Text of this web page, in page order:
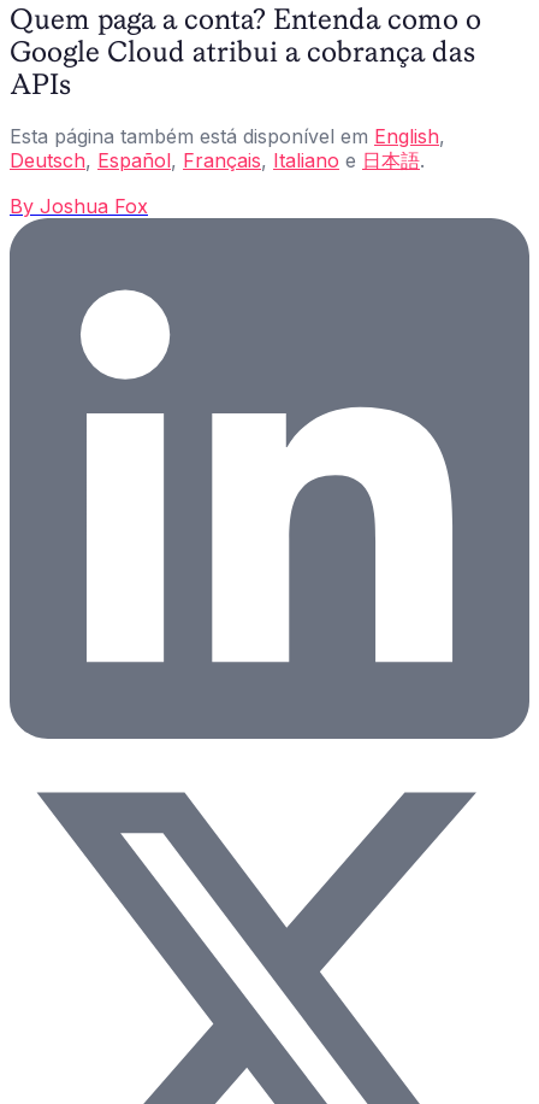
Quem paga a conta? Entenda como o
Google Cloud atribui a cobrança das
APIs
Esta página também está disponível em English,
Deutsch, Español, Français, Italiano e 日本語.
By Joshua Fox